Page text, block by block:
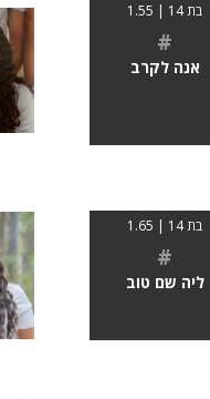
בת 14 | 1.55
#
אנה לקרב
בת 14 | 1.65
#
ליה שם טוב